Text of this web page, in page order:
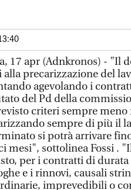
17 apr (Adnkronos) - "Il
precarizzazione del
agevolando i
del Pd della
criteri sempre
sempre di più il
si potrà arrivare
mesi", sottolinea Fossi .
per i contratti di
e i rinnovi, causali
imprevedibili o